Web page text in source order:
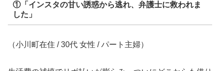
①「インスタの甘い誘惑から逃れ、弁護士に救われま
した」
（小川町在住 / 30代 女性 / パート主婦）